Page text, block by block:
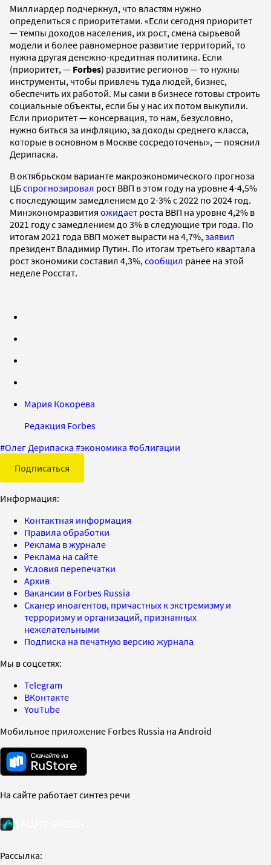
Миллиардер подчеркнул, что властям нужно
определиться с приоритетами. «Если сегодня приоритет
— темпы доходов населения, их рост, смена сырьевой
модели и более равномерное развитие территорий, то
нужна другая денежно-кредитная политика. Если
(приоритет, — Forbes) развитие регионов — то нужны
инструменты, чтобы привлечь туда людей, бизнес,
обеспечить их работой. Мы сами в бизнесе готовы строить
социальные объекты, если бы у нас их потом выкупили.
Если приоритет — консервация, то нам, безусловно,
нужно биться за инфляцию, за доходы среднего класса,
которые в основном в Москве сосредоточены», — пояснил
Дерипаска.
В октябрьском варианте макроэкономического прогноза
ЦБспрогнозировал рост ВВП в этом году на уровне 4-4,5%
c последующим замедлением до 2-3% с 2022 по 2024 год.
Минэкономразвития ожидает роста ВВП на уровне 4,2% в
2021 году с замедлением до 3% в следующие три года. По
итогам 2021 года ВВП может вырасти на 4,7%, заявил
президент Владимир Путин. По итогам третьего квартала
рост экономики составил 4,3%, сообщил ранее на этой
неделе Росстат.
Мария Кокорева
Редакция Forbes
#Олег Дерипаска #экономика #облигации
Подписаться
Информация:
Контактная информация
Правила обработки
Реклама в журнале
Реклама на сайте
Условия перепечатки
Архив
Вакансии в Forbes Russia
Сканер иноагентов, причастных к экстремизму и
терроризму и организаций, признанных
нежелательными
Подписка на печатную версию журнала
Мы в соцсетях:
Telegram
ВКонтакте
YouTube
Мобильное приложение Forbes Russia на Android
На сайте работает синтез речи
Рассылка: